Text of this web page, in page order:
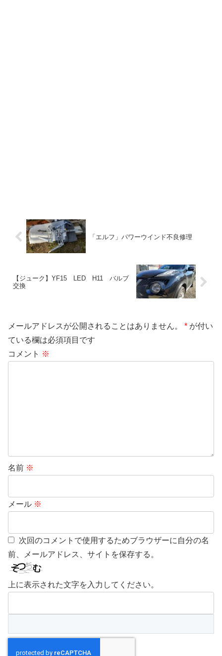
「エルフ」パワーウインド不良修理
【ジューク】YF15 LED H11 バルブ
交換
メールアドレスが公開されることはありません。 * が付い
ている欄は必須項目です
コメント ※
名前 ※
メール ※
次回のコメントで使用するためブラウザーに自分の名
前、メールアドレス、サイトを保存する。
上に表示された文字を入力してください。